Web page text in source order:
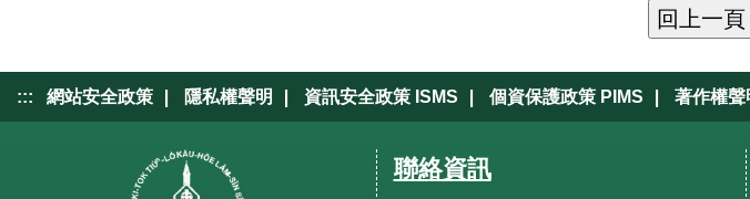
::: 網站安全政策 | 隱私權聲明 | 資訊安全政策 ISMS | 個資保護政策 PIMS | 著作權聲
聯絡資訊